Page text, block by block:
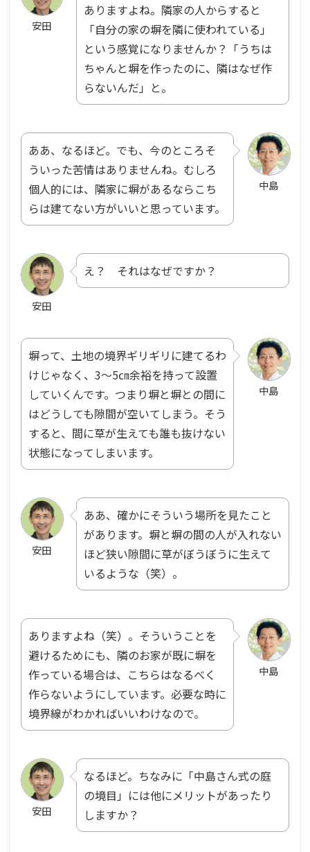
安田
ありますよね。隣家の人からすると
「自分の家の塀を隣に使われている」
という感覚になりませんか？「うちは
ちゃんと塀を作ったのに、隣はなぜ作
らないんだ」と。
中島
ああ、なるほど。でも、今のところそ
ういった苦情はありませんね。むしろ
個人的には、隣家に塀があるならこち
らは建てない方がいいと思っています。
安田
え？ それはなぜですか？
中島
塀って、土地の境界ギリギリに建てるわ
けじゃなく、3～5㎝余裕を持って設置
していくんです。つまり塀と塀との間に
はどうしても隙間が空いてしまう。そう
すると、間に草が生えても誰も抜けない
状態になってしまいます。
安田
ああ、確かにそういう場所を見たこと
があります。塀と塀の間の人が入れない
ほど狭い隙間に草がぼうぼうに生えて
いるような（笑）。
中島
ありますよね（笑）。そういうことを
避けるためにも、隣のお家が既に塀を
作っている場合は、こちらはなるべく
作らないようにしています。必要な時に
境界線がわかればいいわけなので。
安田
なるほど。ちなみに「中島さん式の庭
の境目」には他にメリットがあったり
しますか？